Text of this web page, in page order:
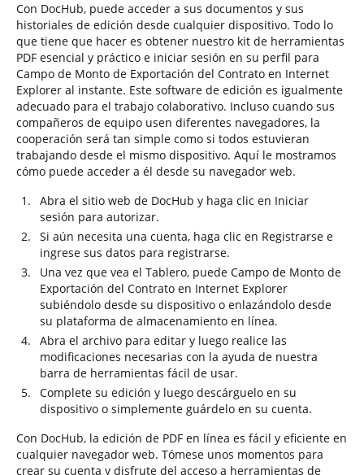
Con DocHub, puede acceder a sus documentos y sus
historiales de edición desde cualquier dispositivo. Todo lo
que tiene que hacer es obtener nuestro kit de herramientas
PDF esencial y práctico e iniciar sesión en su perfil para
Campo de Monto de Exportación del Contrato en Internet
Explorer al instante. Este software de edición es igualmente
adecuado para el trabajo colaborativo. Incluso cuando sus
compañeros de equipo usen diferentes navegadores, la
cooperación será tan simple como si todos estuvieran
trabajando desde el mismo dispositivo. Aquí le mostramos
cómo puede acceder a él desde su navegador web.
Abra el sitio web de DocHub y haga clic en Iniciar
sesión para autorizar.
Si aún necesita una cuenta, haga clic en Registrarse e
ingrese sus datos para registrarse.
Una vez que vea el Tablero, puede Campo de Monto de
Exportación del Contrato en Internet Explorer
subiéndolo desde su dispositivo o enlazándolo desde
su plataforma de almacenamiento en línea.
Abra el archivo para editar y luego realice las
modificaciones necesarias con la ayuda de nuestra
barra de herramientas fácil de usar.
Complete su edición y luego descárguelo en su
dispositivo o simplemente guárdelo en su cuenta.
Con DocHub, la edición de PDF en línea es fácil y eficiente en
cualquier navegador web. Tómese unos momentos para
crear su cuenta y disfrute del acceso a herramientas de